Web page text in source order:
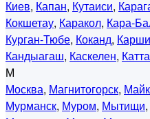
Киев, Капан, Кутаиси,
Кокшетау, Каракол, Кара-
Курган-Тюбе, Коканд, Карши
Кандыагаш, Каскелен,
М
Москва, Магнитогорск,
Мурманск, Муром, Мытищи,